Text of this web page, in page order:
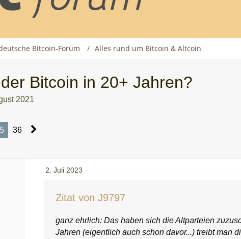
Bitcoin-Forum Alles rund um Bitcoin & Altcoin
Bitcoin in 20+ Jahren?
2021
36
2. Juli 2023
Zitat von J9797
ganz ehrlich: Das haben sich die Altparteien
Jahren (eigentlich auch schon davor...) treibt man